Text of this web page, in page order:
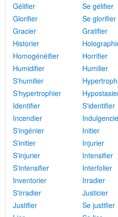
Gélifier
Se gélifier
Glorifier
Se glorifier
Gracier
Gratifier
Historier
Homogénéifier
Horrifier
Humidifier
Humilier
S'humilier
S'hypertrophier
Identifier
S'identifier
Incendier
S'ingénier
Initier
S'initier
Injurier
S'injurier
Intensifier
S'intensifier
Interfolier
Inventorier
Irradier
S'irradier
Justicier
Justifier
Se justifier